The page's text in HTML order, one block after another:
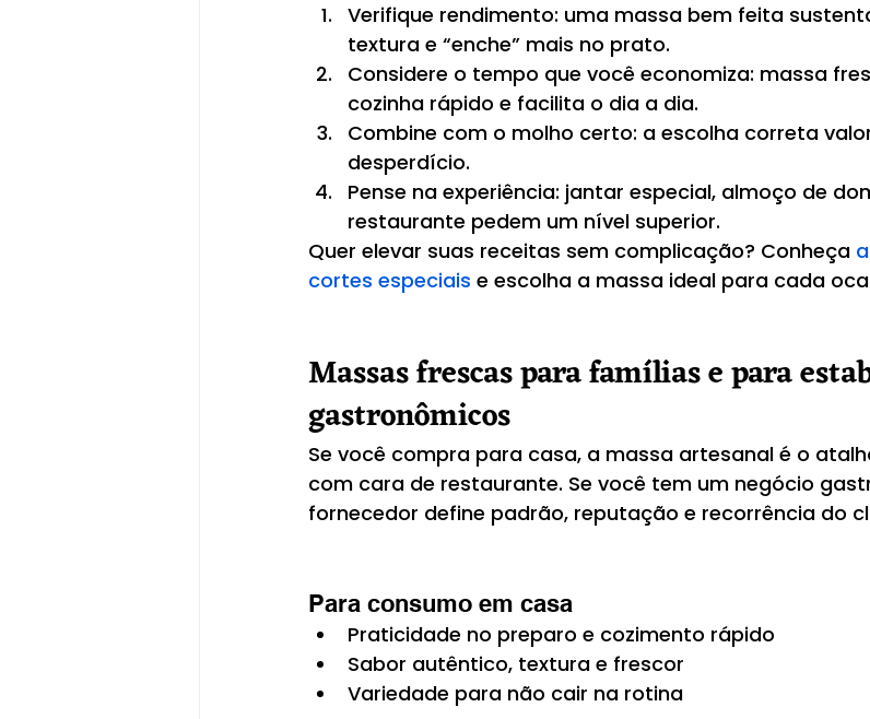
Verifique rendimento: uma massa bem feita
textura e “enche” mais no prato.
Considere o tempo que você economiza: massa
cozinha rápido e facilita o dia a dia.
Combine com o molho certo: a escolha correta
desperdício.
Pense na experiência: jantar especial, almoço de
restaurante pedem um nível superior.
Quer elevar suas receitas sem complicação? Conheça
cortes especiais e escolha a massa ideal para cada
Massas frescas para famílias e para
gastronômicos
Se você compra para casa, a massa artesanal é o
com cara de restaurante. Se você tem um negócio
fornecedor define padrão, reputação e recorrência do
Para consumo em casa
Praticidade no preparo e cozimento rápido
Sabor autêntico, textura e frescor
Variedade para não cair na rotina